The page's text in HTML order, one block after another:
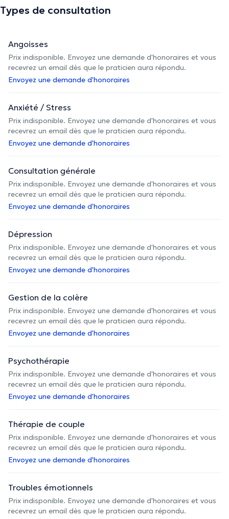
Types de consultation
Angoisses
Prix indisponible. Envoyez une demande d'honoraires et vous
recevrez un email dès que le praticien aura répondu.
Envoyez une demande d'honoraires
Anxiété / Stress
Prix indisponible. Envoyez une demande d'honoraires et vous
recevrez un email dès que le praticien aura répondu.
Envoyez une demande d'honoraires
Consultation générale
Prix indisponible. Envoyez une demande d'honoraires et vous
recevrez un email dès que le praticien aura répondu.
Envoyez une demande d'honoraires
Dépression
Prix indisponible. Envoyez une demande d'honoraires et vous
recevrez un email dès que le praticien aura répondu.
Envoyez une demande d'honoraires
Gestion de la colère
Prix indisponible. Envoyez une demande d'honoraires et vous
recevrez un email dès que le praticien aura répondu.
Envoyez une demande d'honoraires
Psychothérapie
Prix indisponible. Envoyez une demande d'honoraires et vous
recevrez un email dès que le praticien aura répondu.
Envoyez une demande d'honoraires
Thérapie de couple
Prix indisponible. Envoyez une demande d'honoraires et vous
recevrez un email dès que le praticien aura répondu.
Envoyez une demande d'honoraires
Troubles émotionnels
Prix indisponible. Envoyez une demande d'honoraires et vous
recevrez un email dès que le praticien aura répondu.